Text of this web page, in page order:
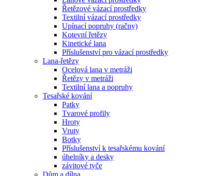
Řetězové vázací prostředky
Textilní vázací prostředky
Upínací popruhy (račny)
Kotevní řetězy
Kinetické lana
Příslušenství pro vázací prostředky
Lana-řetězy
Ocelová lana v metráži
Řetězy v metráži
Textilní lana a popruhy
Tesařské kování
Patky
Tvarové profily
Hroty
Vruty
Botky
Příslušenství k tesařskému kování
úhelníky a desky
závitové tyče
Dům a dílna